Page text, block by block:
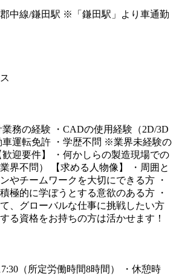
郡中線/鎌田駅 ※「鎌田駅」より車通勤
業務の経験 ・CADの使用経験（2D/3D
車運転免許 ・学歴不問 ※業界未経験の
迎要件】 ・何かしらの製造現場での
界不問） 【求める人物像】 ・周囲と
やチームワークを大切にできる方 ・
極的に学ぼうとする意欲のある方 ・
、グローバルな仕事に挑戦したい方
る資格をお持ちの方は活かせます！
（所定労働時間8時間） ・休憩時